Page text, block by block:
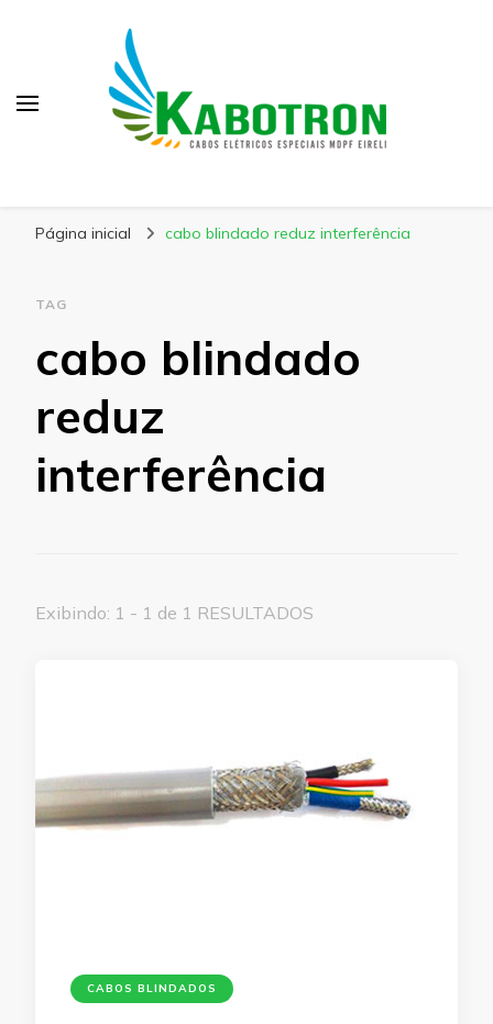
Página inicial cabo blindado reduz interferência
TAG
cabo blindado
reduz
interferência
Exibindo: 1 - 1 de 1 RESULTADOS
CABOS BLINDADOS